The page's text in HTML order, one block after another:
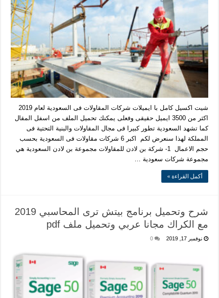
شيت اكسيل كامل با ايميلات شركات المقاولات فى السعودية لعام 2019
اكثر من 3500 ايميل حقيقى وفعلى يمكنك تحميل الملف من اسفل المقال
كما تشهد السعودية تطور كبيرا فى مجال المقاولات والبنية التحتية فى
المملكة لهذا سنعرض لكم اكبر 6 شركات مقاولات فى السعودية بحسب
حجم الاعمال 1- شركة بن لادن للمقاولات مجموعة بن لادن السعودية هي
مجموعة شركات سعودية …
أكمل القراءة »
شرح وتحميل برنامج بيتش ترى المحاسبي 2019
مع الكراك مجانا عربي وتحميل ملف pdf
نوفمبر 17, 2019 0